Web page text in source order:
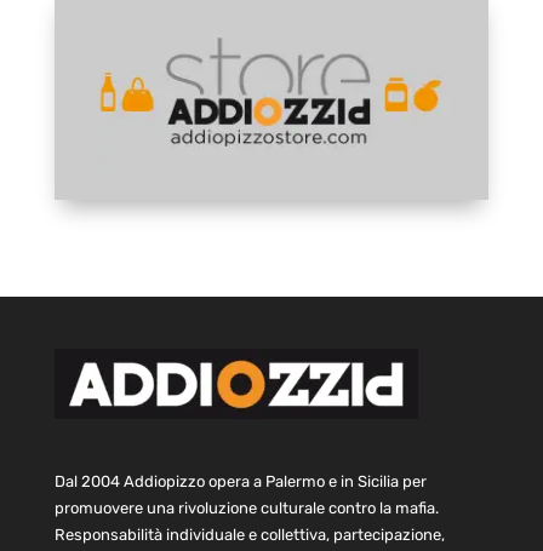
Dal 2004 Addiopizzo opera a Palermo e in Sicilia per
promuovere una rivoluzione culturale contro la mafia.
Responsabilità individuale e collettiva, partecipazione,